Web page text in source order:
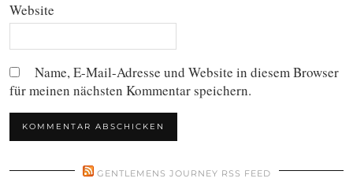
Website
Name, E-Mail-Adresse und Website in diesem Browser
für meinen nächsten Kommentar speichern.
GENTLEMENS JOURNEY RSS FEED